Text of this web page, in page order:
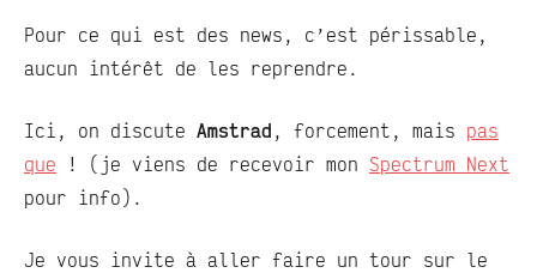
Pour ce qui est des news, c’est périssable,
aucun intérêt de les reprendre.
Ici, on discute Amstrad , forcement, mais pas
que ! (je viens de recevoir mon Spectrum Next
pour info).
Je vous invite à aller faire un tour sur le